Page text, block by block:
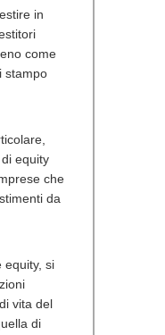
in
come
stampo
equity
che
da
equity, si
vita del
di